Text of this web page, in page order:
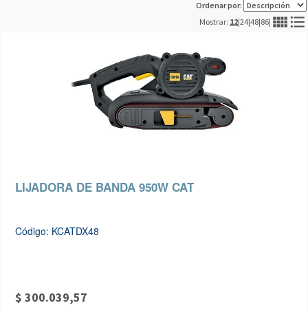
Ordenar por:
Mostrar: 12|24|48|86| view_comfyformat_list_bulleted
LIJADORA DE BANDA 950W CAT
Código: KCATDX48
$ 300.039,57